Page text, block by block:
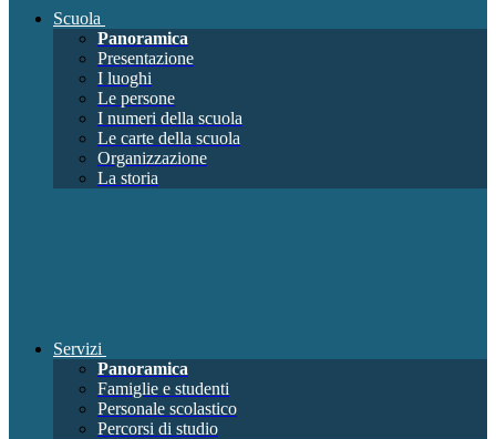
Scuola
Panoramica
Presentazione
I luoghi
Le persone
I numeri della scuola
Le carte della scuola
Organizzazione
La storia
Servizi
Panoramica
Famiglie e studenti
Personale scolastico
Percorsi di studio